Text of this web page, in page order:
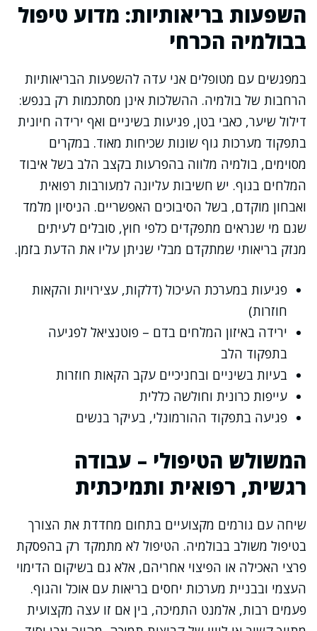
השפעות בריאותיות: מדוע טיפול
בבולמיה הכרחי
במפגשים עם מטופלים אני עדה להשפעות הבריאותיות
הרחבות של בולמיה. ההשלכות אינן מסתכמות רק בנפש:
דילול שיער, כאבי בטן, פגיעות בשיניים ואף ירידה חיונית
בתפקוד מערכות גוף שונות שכיחות מאוד. במקרים
מסוימים, בולמיה מלווה בהפרעות בקצב הלב בשל איבוד
המלחים בגוף. יש חשיבות עליונה למעורבות רפואית
ואבחון מוקדם, בשל הסיבוכים האפשריים. הניסיון מלמד
שגם מי שנראים מתפקדים כלפי חוץ, סובלים לעיתים
מנזק בריאותי שמתקדם מבלי שניתן עליו את הדעת בזמן.
פגיעות במערכת העיכול (דלקות, עצירויות והקאות
חוזרות)
ירידה באיזון המלחים בדם – פוטנציאל לפגיעה
בתפקוד הלב
בעיות בשיניים ובחניכיים עקב הקאות חוזרות
עייפות כרונית וחולשה כללית
פגיעה בתפקוד ההורמונלי, בעיקר בנשים
המשולש הטיפולי – עבודה
רגשית, רפואית ותמיכתית
שיחה עם גורמים מקצועיים בתחום מחדדת את הצורך
בטיפול משולב בבולמיה. הטיפול לא מתמקד רק בהפסקת
פרצי האכילה או הפיצוי אחריהם, אלא גם בשיקום הדימוי
העצמי ובבניית מערכות יחסים בריאות עם אוכל והגוף.
פעמים רבות, אלמנט התמיכה, בין אם זו עצה מקצועית